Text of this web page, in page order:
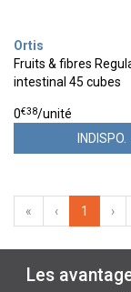
Ortis
Fruits & fibres
intestinal 45 cubes
0€38/unité
INDISPO.
« ‹ 1 ›
Les